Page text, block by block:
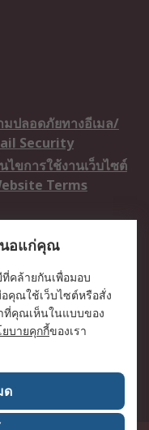
มปลอดภัยทางอีเมล/
Security
ไขการใช้งานเว็บไซต์
Terms
ระชาสัมพันธ์ / Press
ารชำระเงิน /
ที่ RS / Careers
นอแก่คุณ
คล้ายกันเพื่อมอบ
คุณใช้เว็บไซต์หรือสั่ง
ที่คุณเห็นในแบบของ
บายคุกกี้ของเรา
ด